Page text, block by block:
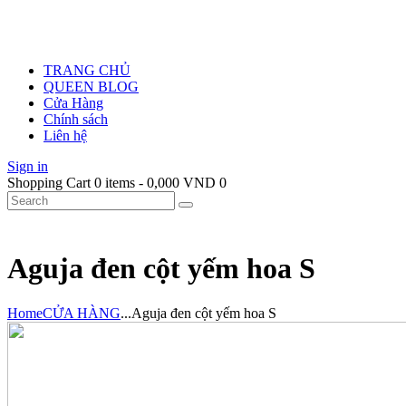
TRANG CHỦ
QUEEN BLOG
Cửa Hàng
Chính sách
Liên hệ
Sign in
Shopping Cart 0 items - 0,000 VND 0
Aguja đen cột yếm hoa S
HomeCỬA HÀNG...Aguja đen cột yếm hoa S